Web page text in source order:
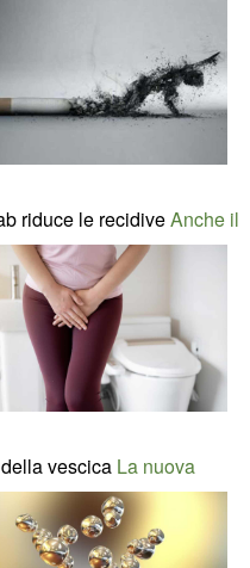
riduce le recidiveAnche il
vescica La nuova